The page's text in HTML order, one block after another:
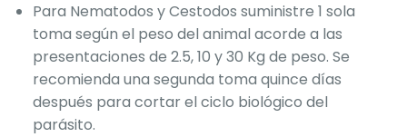
Para Nematodos y Cestodos suministre 1 sola
toma según el peso del animal acorde a las
presentaciones de 2.5, 10 y 30 Kg de peso. Se
recomienda una segunda toma quince días
después para cortar el ciclo biológico del
parásito.